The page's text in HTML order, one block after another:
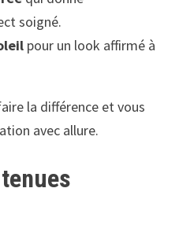
soigné.
pour un look affirmé à
la différence et vous
avec allure.